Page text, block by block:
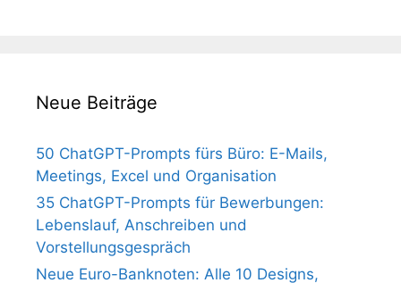
Neue Beiträge
50 ChatGPT-Prompts fürs Büro: E-Mails,
Meetings, Excel und Organisation
35 ChatGPT-Prompts für Bewerbungen:
Lebenslauf, Anschreiben und
Vorstellungsgespräch
Neue Euro-Banknoten: Alle 10 Designs,